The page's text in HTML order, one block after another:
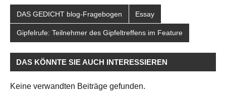
DAS GEDICHT blog-Fragebogen Essay
Gipfelrufe: Teilnehmer des Gipfeltreffens im Feature
DAS KÖNNTE SIE AUCH INTERESSIEREN
Keine verwandten Beiträge gefunden.